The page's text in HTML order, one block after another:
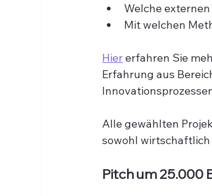
Welche
Mit welchen
Hier erfahren Sie
Erfahrung aus
Alle gewählten
sowohl wirtschaftlich
Pitch um 25.000